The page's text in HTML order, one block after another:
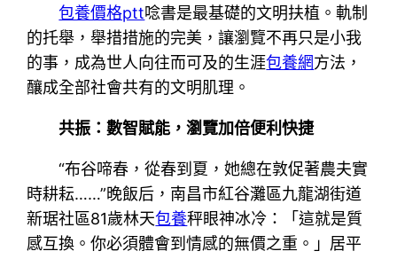
包養價格ptt唸書是最基礎的文明扶植。軌制
的托舉，舉措措施的完美，讓瀏覽不再只是小我
的事，成為世人向往而可及的生涯包養網方法，
釀成全部社會共有的文明肌理。
共振：數智賦能，瀏覽加倍便利快捷
“布谷啼春，從春到夏，她總在敦促著農夫實
時耕耘……”晚飯后，南昌市紅谷灘區九龍湖街道
新琚社區81歲林天包養秤眼神冰冷：「這就是質
感互換。你必須體會到情感的無價之重。」居平